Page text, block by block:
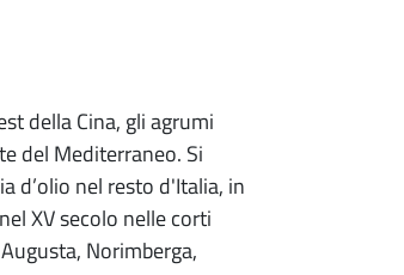
della Cina, gli agrumi
del Mediterraneo. Si
d’olio nel resto d'Italia, in
XV secolo nelle corti
Norimberga,